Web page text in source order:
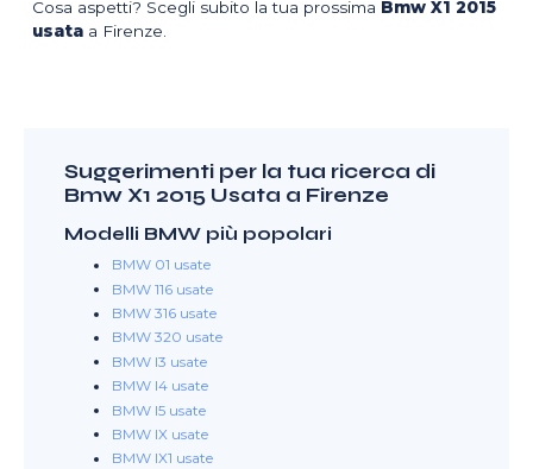
Cosa aspetti? Scegli subito la tua prossima Bmw X1 2015
usata a Firenze.
Suggerimenti per la tua ricerca di
Bmw X1 2015 Usata a Firenze
Modelli BMW più popolari
BMW 01 usate
BMW 116 usate
BMW 316 usate
BMW 320 usate
BMW I3 usate
BMW I4 usate
BMW I5 usate
BMW IX usate
BMW IX1 usate